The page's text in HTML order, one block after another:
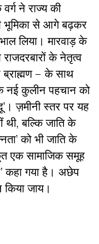
वर्ग ने राज्य की
भूमिका से आगे बढ़कर
लिया। मारवाड़ के
राजदरबारों के नेतृत्व
– के साथ
नई कुलीन पहचान को
ज़मीनी स्तर पर यह
बल्कि जाति के
को भी जाति के
एक सामाजिक समूह
कहा गया है। अछेप
किया जाय।